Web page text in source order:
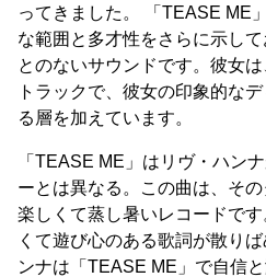
ってきました。 「TEASE ME
な範囲と多才性をさらに示し
とのないサウンドです。彼女
トラックで、彼女の印象的な
る層を加えています。
「TEASE ME」はリヴ・ハン
ーとは異なる。この曲は、その
楽しくて蒸し暑いレコードで
くて遊び心のある歌詞が散り
ンナは「TEASE ME」で自信